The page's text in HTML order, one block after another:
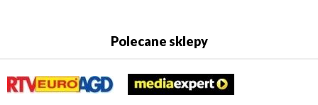
Polecane sklepy